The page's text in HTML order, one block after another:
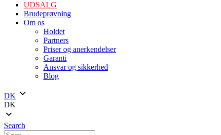
UDSALG
Brudeprøvning
Om os
Holdet
Partners
Priser og anerkendelser
Garanti
Ansvar og sikkerhed
Blog
DK
DK
Search